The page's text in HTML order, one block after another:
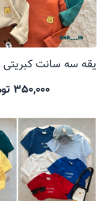
یقه سه سانت کبریتی
350,000 تومان